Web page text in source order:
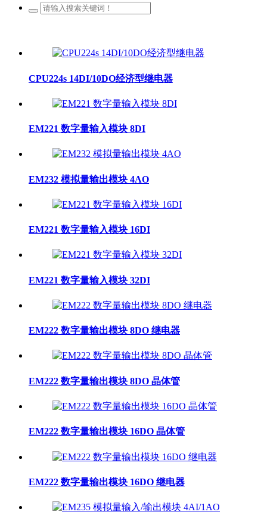
CPU224s 14DI/10DO经济型继电器
EM221 数字量输入模块 8DI
EM232 模拟量输出模块 4AO
EM221 数字量输入模块 16DI
EM221 数字量输入模块 32DI
EM222 数字量输出模块 8DO 继电器
EM222 数字量输出模块 8DO 晶体管
EM222 数字量输出模块 16DO 晶体管
EM222 数字量输出模块 16DO 继电器